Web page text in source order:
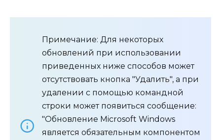
Примечание: Для некоторых
обновлений при использовании
приведенных ниже способов может
отсутствовать кнопка "Удалить", а при
удалении с помощью командной
строки может появиться сообщение:
"Обновление Microsoft Windows
является обязательным компонентом